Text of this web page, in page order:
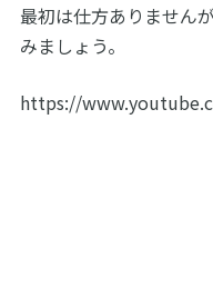
最初は仕方ありません
みましょう。
https://